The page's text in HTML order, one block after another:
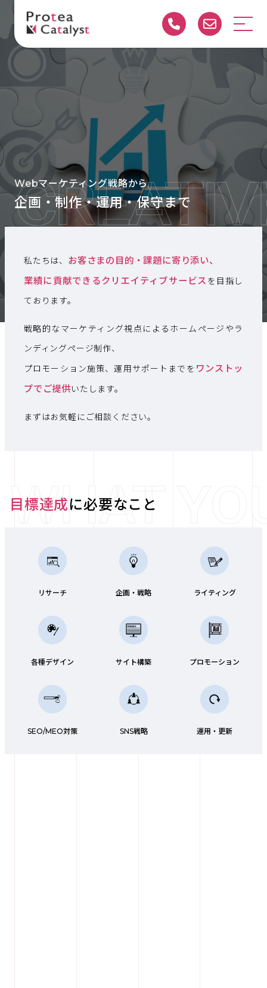
Webマーケティング戦略から
企画・制作・運用・保守まで
私たちは、 お客さまの目的・課題に寄り添い、
業績に貢献できるクリエイティブサービス を目指し
ております。
戦略的なマーケティング視点によるホームページやラ
ンディングページ制作、
プロモーション施策、運用サポートまでを ワンストッ
プでご提供いたします。
まずはお気軽にご相談ください。
目標達成に必要なこと
WHAT
リサーチ 企画・戦略 ライティング
各種デザイン サイト構築 プロモーション
SEO/MEO対策 SNS戦略 運用・更新